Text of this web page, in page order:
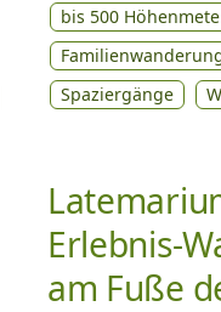
bis 500
Spaziergänge
Erlebnis-
am Fuße